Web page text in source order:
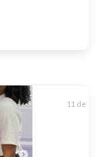
11 de